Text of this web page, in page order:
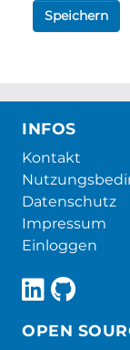
Speichern
INFOS
Kontakt
Datenschutz
Impressum
Einloggen
OPEN